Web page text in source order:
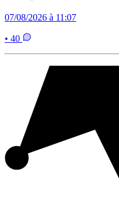
07/08/2026 à 11:07
• 40